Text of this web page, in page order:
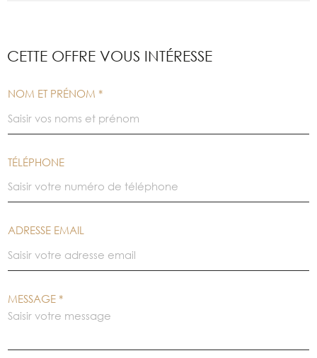
CETTE OFFRE VOUS INTÉRESSE
NOM ET PRÉNOM *
TÉLÉPHONE
ADRESSE EMAIL
MESSAGE *